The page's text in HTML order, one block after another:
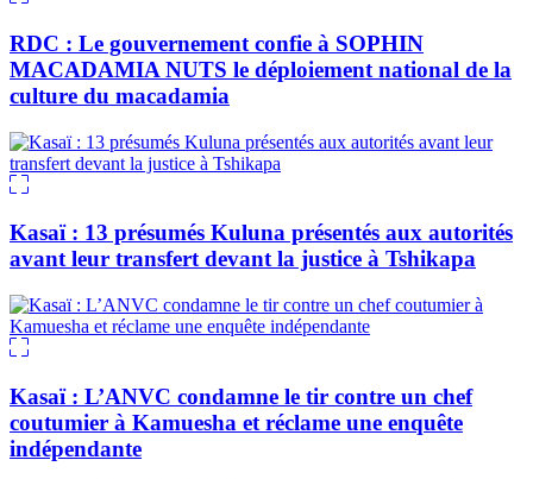
RDC : Le gouvernement confie à SOPHIN
MACADAMIA NUTS le déploiement national de la
culture du macadamia
Kasaï : 13 présumés Kuluna présentés aux autorités
avant leur transfert devant la justice à Tshikapa
Kasaï : L’ANVC condamne le tir contre un chef
coutumier à Kamuesha et réclame une enquête
indépendante